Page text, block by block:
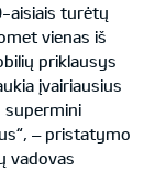
aisiais turėtų
vienas iš
priklausys
įvairiausius
supermini
– pristatymo
vadovas